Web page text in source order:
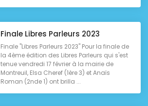
Finale Libres Parleurs 2023
Finale "Libres Parleurs 2023" Pour la finale de
la 4ème édition des Libres Parleurs qui s'est
tenue vendredi 17 février à la mairie de
Montreuil, Elsa Cheref (1ère 3) et Anaïs
Roman (2nde 1) ont brilla ...